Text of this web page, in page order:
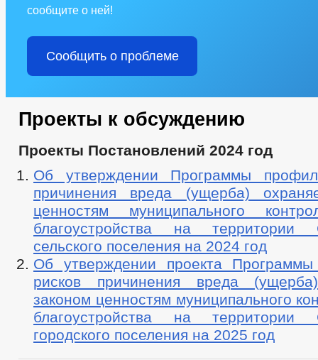
сообщите о ней!
Сообщить о проблеме
Проекты к обсуждению
Проекты Постановлений 2024 год
Об утверждении Программы
причинения вреда (ущерба)
ценностям муниципального
благоустройства на территории
сельского поселения на 2024 год
Об утверждении проекта Программы
рисков причинения вреда
законом ценностям муниципального
благоустройства на территории
городского поселения на 2025 год